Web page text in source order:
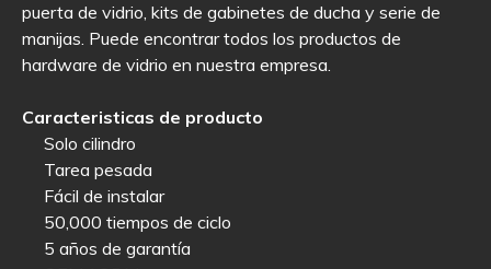
puerta de vidrio, kits de gabinetes de ducha y serie de
manijas. Puede encontrar todos los productos de
hardware de vidrio en nuestra empresa.
Caracteristicas de producto
Solo cilindro
Tarea pesada
Fácil de instalar
50,000 tiempos de ciclo
5 años de garantía